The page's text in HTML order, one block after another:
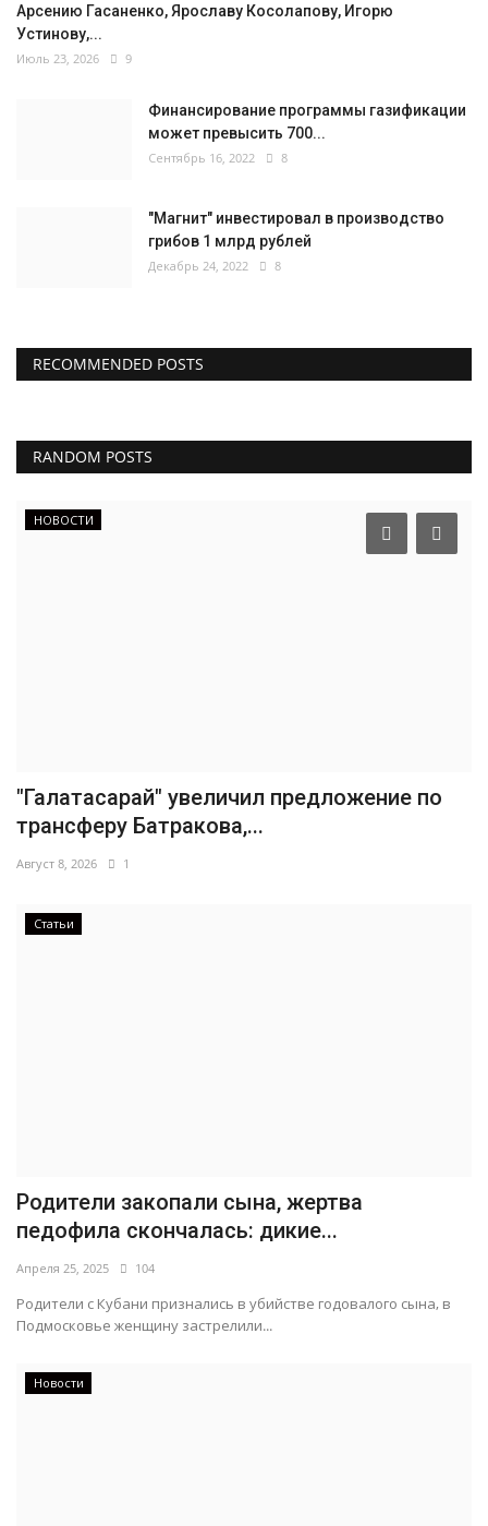
Арсению Гасаненко, Ярославу Косолапову, Игорю
Устинову,...
Июль 23, 2026 9
Финансирование программы газификации
может превысить 700...
Сентябрь 16, 2022 8
"Магнит" инвестировал в производство
грибов 1 млрд рублей
Декабрь 24, 2022 8
RECOMMENDED POSTS
RANDOM POSTS
НОВОСТИ
"Галатасарай" увеличил предложение по
трансферу Батракова,...
Август 8, 2026 1
Статьи
Родители закопали сына, жертва
педофила скончалась: дикие...
Апреля 25, 2025 104
Родители с Кубани признались в убийстве годовалого сына, в
Подмосковье женщину застрелили...
Новости